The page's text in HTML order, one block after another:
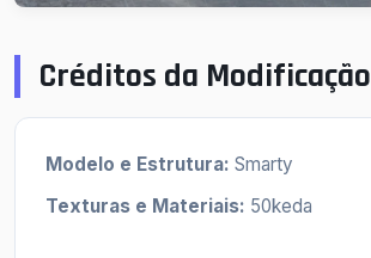
Créditos da Modificação
Modelo e Estrutura: Smarty
Texturas e Materiais: 50keda